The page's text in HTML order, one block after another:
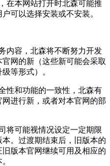
在本网站打开时北森可能推
可以选择安装或不安装。
内容，北森将不断努力开发
网的新（这些新可能会采取
等形式）。
性和功能的一致性，北森有
进行新，或者对本官网的部
将可能视情况设定一定期限
。过渡期结束后，旧版本的
版本官网继续可用及相应的